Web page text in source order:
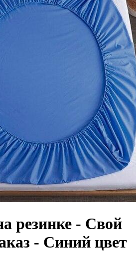
резинке - Свой
- Синий цвет